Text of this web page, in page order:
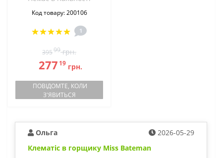
Код товару: 200106
1
39599грн.
277 19 грн.
ПОВІДОМТЕ, КОЛИ
З'ЯВИТЬСЯ
Ольга
2026-05-29
Клематіс в горщику Miss Bateman